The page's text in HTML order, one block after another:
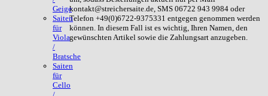
kontakt@streichersaite.de, SMS 06722 943 9984 oder
Telefon +49(0)6722-9375331 entgegen genommen werden
können. In diesem Fall ist es wichtig, Ihren Namen, den
gewünschten Artikel sowie die Zahlungsart anzugeben.
Geige
Saiten
für
Viola
/
Bratsche
Saiten
für
Cello